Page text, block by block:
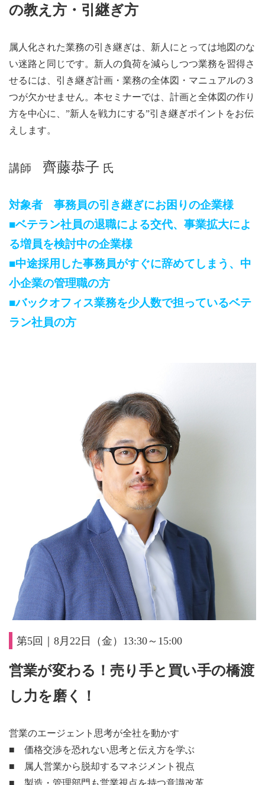
の教え方・引継ぎ方
属人化された業務の引き継ぎは、新人にとっては地図のな
い迷路と同じです。新人の負荷を減らしつつ業務を習得さ
せるには、引き継ぎ計画・業務の全体図・マニュアルの３
つが欠かせません。本セミナーでは、計画と全体図の作り
方を中心に、”新人を戦力にする”引き継ぎポイントをお伝
えします。
講師 齊藤恭子 氏
対象者 事務員の引き継ぎにお困りの企業様
■ベテラン社員の退職による交代、事業拡大によ
る増員を検討中の企業様
■中途採用した事務員がすぐに辞めてしまう、中
小企業の管理職の方
■バックオフィス業務を少人数で担っているベテ
ラン社員の方
第5回｜8月22日（金）13:30～15:00
営業が変わる！売り手と買い手の橋渡
し力を磨く！
営業のエージェント思考が全社を動かす
■ 価格交渉を恐れない思考と伝え方を学ぶ
■ 属人営業から脱却するマネジメント視点